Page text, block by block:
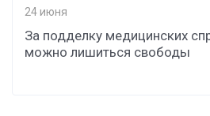
24 июня
За подделку медицинских
можно лишиться свободы